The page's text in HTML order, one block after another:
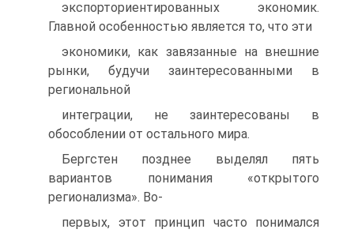
экспорториентированных экономик.
Главной особенностью является то, что эти
экономики, как завязанные на внешние
рынки, будучи заинтересованными в
региональной
интеграции, не заинтересованы в
обособлении от остального мира.
Бергстен позднее выделял пять
вариантов понимания «открытого
регионализма». Во-
первых, этот принцип часто понимался